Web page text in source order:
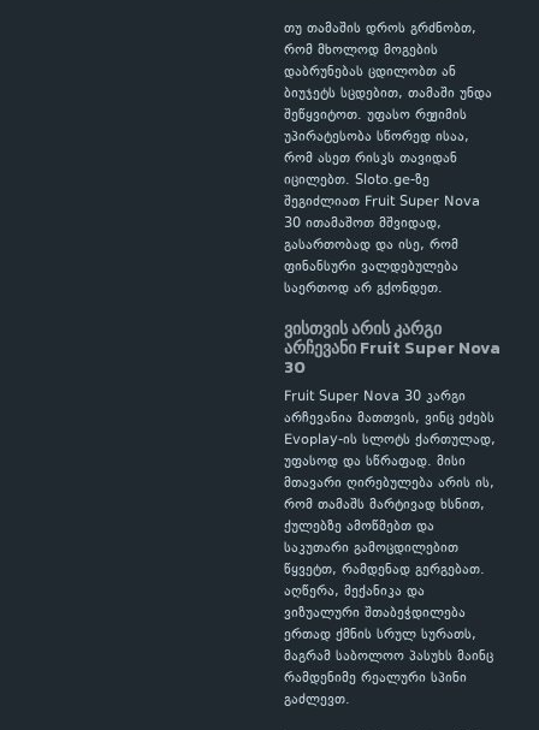
თუ თამაშის დროს გრძნობთ,
რომ მხოლოდ მოგების
დაბრუნებას ცდილობთ ან
ბიუჯეტს სცდებით, თამაში უნდა
შეწყვიტოთ. უფასო რეჟიმის
უპირატესობა სწორედ ისაა,
რომ ასეთ რისკს თავიდან
იცილებთ. Sloto.ge-ზე
შეგიძლიათ Fruit Super Nova
30 ითამაშოთ მშვიდად,
გასართობად და ისე, რომ
ფინანსური ვალდებულება
საერთოდ არ გქონდეთ.
ვისთვის არის კარგი
არჩევანი Fruit Super Nova
30
Fruit Super Nova 30 კარგი
არჩევანია მათთვის, ვინც ეძებს
Evoplay-ის სლოტს ქართულად,
უფასოდ და სწრაფად. მისი
მთავარი ღირებულება არის ის,
რომ თამაშს მარტივად ხსნით,
ქულებზე ამოწმებთ და
საკუთარი გამოცდილებით
წყვეტთ, რამდენად გერგებათ.
აღწერა, მექანიკა და
ვიზუალური შთაბეჭდილება
ერთად ქმნის სრულ სურათს,
მაგრამ საბოლოო პასუხს მაინც
რამდენიმე რეალური სპინი
გაძლევთ.